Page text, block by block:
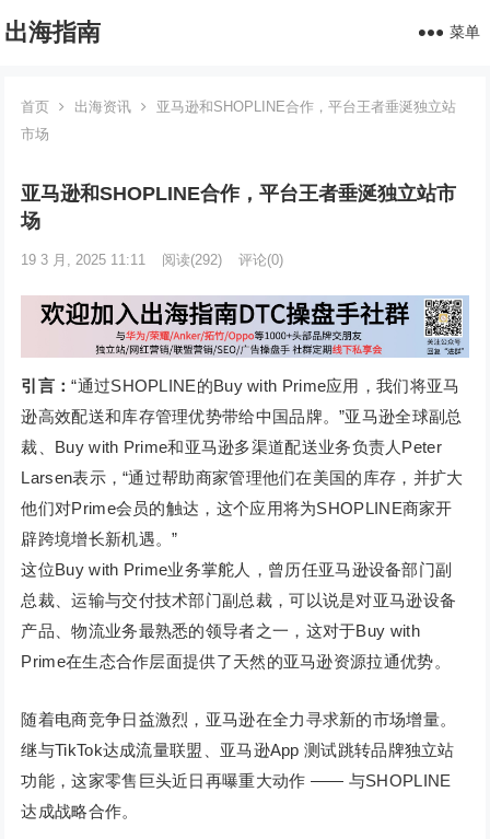
出海指南 菜单
首页 出海资讯
亚马逊和SHOPLINE合作，平台王者垂涎独立站
市场
亚马逊和SHOPLINE合作，平台王者垂涎独立站市
场
19 3 月, 2025 11:11 阅读(292) 评论(0)
引言：“通过SHOPLINE的Buy with Prime应用，我们将亚马
逊高效配送和库存管理优势带给中国品牌。”亚马逊全球副总
裁、Buy with Prime和亚马逊多渠道配送业务负责人Peter
Larsen表示，“通过帮助商家管理他们在美国的库存，并扩大
他们对Prime会员的触达，这个应用将为SHOPLINE商家开
辟跨境增长新机遇。”
这位Buy with Prime业务掌舵人，曾历任亚马逊设备部门副
总裁、运输与交付技术部门副总裁，可以说是对亚马逊设备
产品、物流业务最熟悉的领导者之一，这对于Buy with
Prime在生态合作层面提供了天然的亚马逊资源拉通优势。
随着电商竞争日益激烈，亚马逊在全力寻求新的市场增量。
继与TikTok达成流量联盟、亚马逊App 测试跳转品牌独立站
功能，这家零售巨头近日再曝重大动作 —— 与SHOPLINE
达成战略合作。